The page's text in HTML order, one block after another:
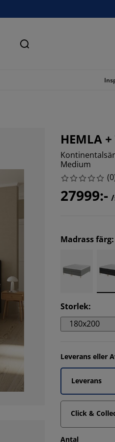
Sök
HEMLA +
Medium
(0
27999:-
Madrass färg:
Storlek:
180x200
Leverans eller
Leverans
Click &
Antal